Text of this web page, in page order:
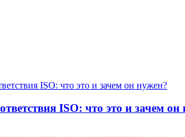
ISO: что это и зачем он